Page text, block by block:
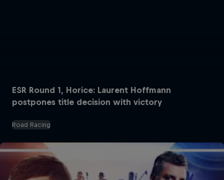
ESR Round 1, Horice: Laurent Hoffmann
postpones title decision with victory
Road Racing